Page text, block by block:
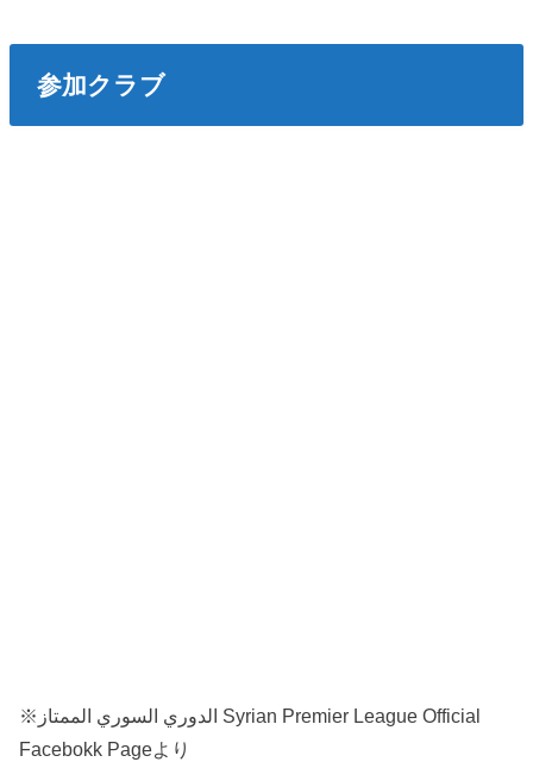
参加クラブ
※الدوري السوري الممتاز Syrian Premier League Official
Facebokk Pageより